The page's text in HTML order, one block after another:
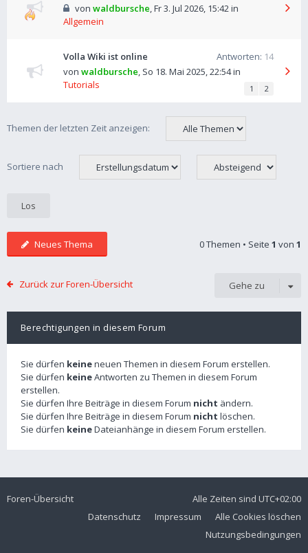
von waldbursche,Fr 3. Jul 2026, 15:42in
Allgemein
Volla Wiki ist online Antworten: 14
von waldbursche, So 18. Mai 2025, 22:54in
Tutorials
1 2
Themen der letzten Zeit anzeigen:
Sortiere nach
Neues Thema 0 Themen • Seite 1 von 1
Zurück zur Foren-Übersicht Gehe zu
Berechtigungen in diesem Forum
Sie dürfen keineneuen Themen in diesem Forum erstellen.
Sie dürfen keineAntworten zu Themen in diesem Forum
erstellen.
Sie dürfen Ihre Beiträge in diesem Forum nicht ändern.
Sie dürfen Ihre Beiträge in diesem Forum nicht löschen.
Sie dürfen keineDateianhänge in diesem Forum erstellen.
Foren-Übersicht Alle Zeiten sind UTC+02:00
Alle Cookies löschen
Impressum
Datenschutz
Nutzungsbedingungen